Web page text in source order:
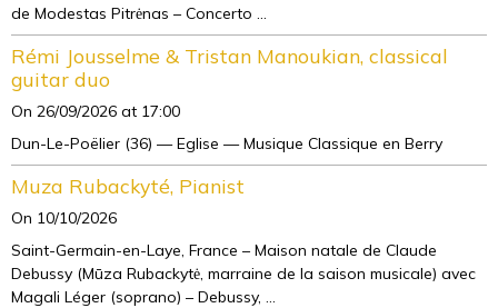
de Modestas Pitrėnas – Concerto ...
Rémi Jousselme & Tristan Manoukian, classical
guitar duo
On 26/09/2026 at 17:00
Dun-Le-Poëlier (36) — Eglise — Musique Classique en Berry
Muza Rubackyté, Pianist
On 10/10/2026
Saint-Germain-en-Laye, France – Maison natale de Claude
Debussy (Mūza Rubackytė, marraine de la saison musicale) avec
Magali Léger (soprano) – Debussy, ...